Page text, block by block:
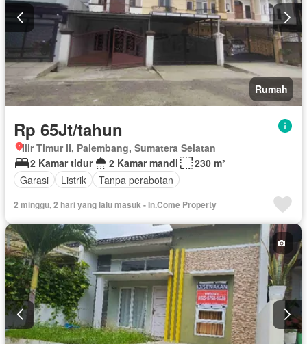
Rumah
Rp 65Jt/tahun
Ilir Timur II, Palembang, Sumatera Selatan
2 Kamar tidur
2 Kamar mandi
230 m²
Garasi
Listrik Tanpa perabotan
2 minggu, 2 hari yang lalu masuk - In.Come Property